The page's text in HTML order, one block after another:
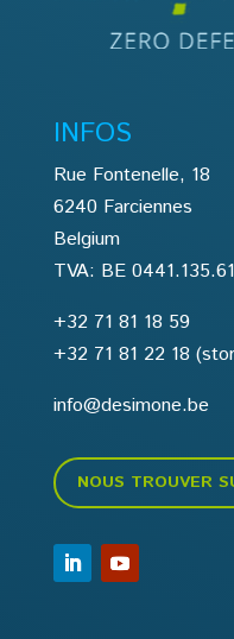
INFOS
Rue Fontenelle, 18
6240 Farciennes
Belgium
TVA: BE
+32 71 81 18 59
+32 71 81 22 18
info@desimone.be
NOUS TROUVER